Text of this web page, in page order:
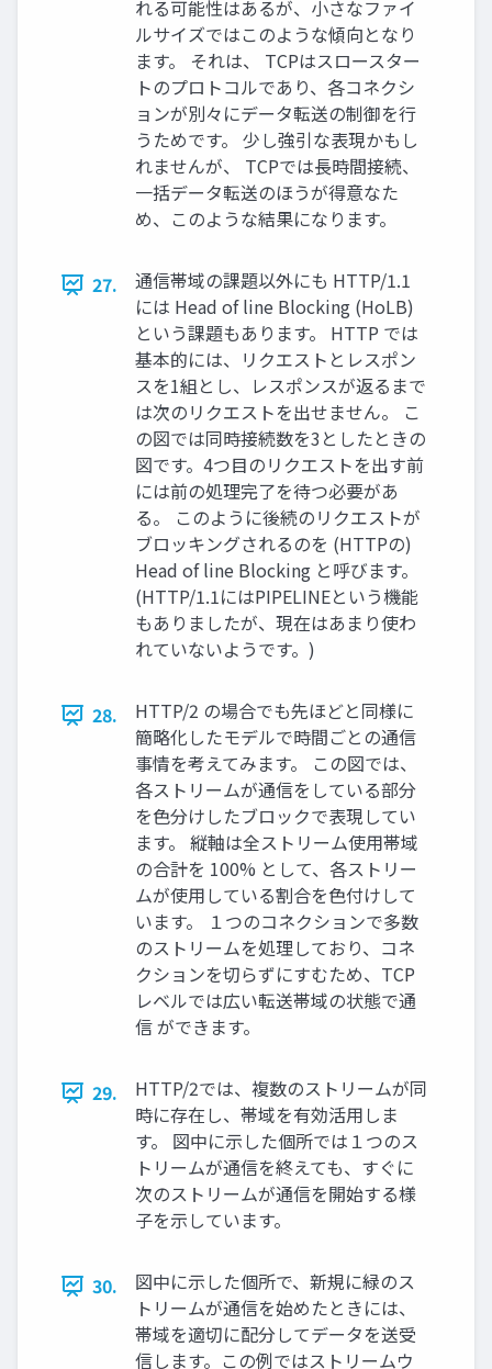
れる可能性はあるが、小さなファイ
ルサイズではこのような傾向となり
ます。 それは、 TCPはスロースター
トのプロトコルであり、各コネクシ
ョンが別々にデータ転送の制御を行
うためです。 少し強引な表現かもし
れませんが、 TCPでは長時間接続、
一括データ転送のほうが得意なた
め、このような結果になります。
27.
通信帯域の課題以外にも HTTP/1.1
には Head of line Blocking (HoLB)
という課題もあります。 HTTP では
基本的には、リクエストとレスポン
スを1組とし、レスポンスが返るまで
は次のリクエストを出せません。 こ
の図では同時接続数を3としたときの
図です。4つ目のリクエストを出す前
には前の処理完了を待つ必要があ
る。 このように後続のリクエストが
ブロッキングされるのを (HTTPの)
Head of line Blocking と呼びます。
(HTTP/1.1にはPIPELINEという機能
もありましたが、現在はあまり使わ
れていないようです。)
28.
HTTP/2 の場合でも先ほどと同様に
簡略化したモデルで時間ごとの通信
事情を考えてみます。 この図では、
各ストリームが通信をしている部分
を色分けしたブロックで表現してい
ます。 縦軸は全ストリーム使用帯域
の合計を 100% として、各ストリー
ムが使用している割合を色付けして
います。 １つのコネクションで多数
のストリームを処理しており、コネ
クションを切らずにすむため、TCP
レベルでは広い転送帯域の状態で通
信 ができます。
29.
HTTP/2では、複数のストリームが同
時に存在し、帯域を有効活用しま
す。 図中に示した個所では１つのス
トリームが通信を終えても、すぐに
次のストリームが通信を開始する様
子を示しています。
30.
図中に示した個所で、新規に緑のス
トリームが通信を始めたときには、
帯域を適切に配分してデータを送受
信します。この例ではストリームウ